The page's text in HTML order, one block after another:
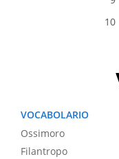
VOCABOLARIO
Ossimoro
Filantropo